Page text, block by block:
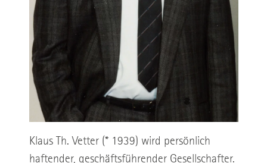
Klaus Th. Vetter (* 1939) wird persönlich
haftender, geschäftsführender Gesellschafter.